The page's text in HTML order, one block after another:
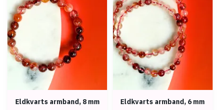
Eldkvarts armband, 8 mm
Eldkvarts armband, 6 mm